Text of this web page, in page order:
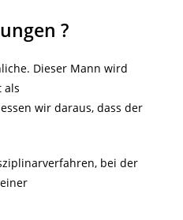
?
Dieser Mann wird
als
wir daraus, dass der
bei der